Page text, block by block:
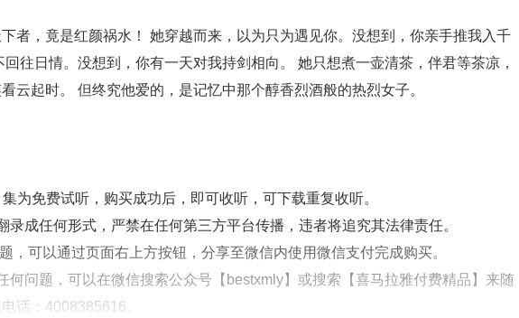
者，竟是红颜祸水！ 她穿越而来，以为只为遇见你。没想到，你亲手推我入千
往日情。没想到，你有一天对我持剑相向。 她只想煮一壶清茶，伴君等茶凉，
云起时。 但终究他爱的，是记忆中那个醇香烈酒般的热烈女子。
为免费试听，购买成功后，即可收听，可下载重复收听。
录成任何形式，严禁在任何第三方平台传播，违者将追究其法律责任。
，可以通过页面右上方按钮，分享至微信内使用微信支付完成购买。
何问题，可以在微信搜索公众号【bestxmly】或搜索【喜马拉雅付费精品】来随
话：4008385616。